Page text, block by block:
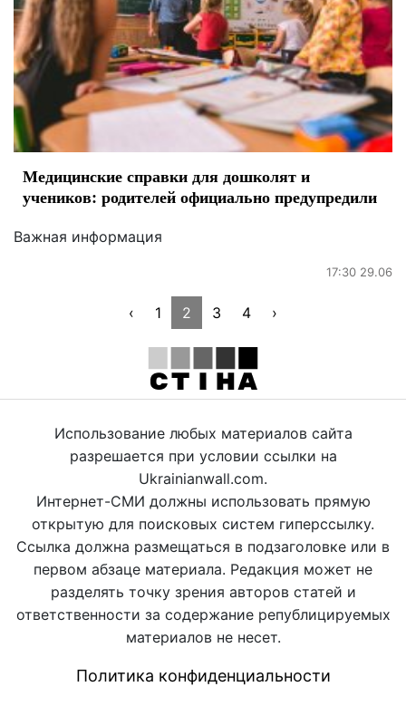
Медицинские справки для дошколят и
учеников: родителей официально предупредили
Важная информация
17:30 29.06
‹ 1 2 3 4 ›
Использование любых материалов сайта
разрешается при условии ссылки на
Ukrainianwall.com.
Интернет-СМИ должны использовать прямую
открытую для поисковых систем гиперссылку.
Ссылка должна размещаться в подзаголовке или в
первом абзаце материала. Редакция может не
разделять точку зрения авторов статей и
ответственности за содержание републицируемых
материалов не несет.
Политика конфиденциальности